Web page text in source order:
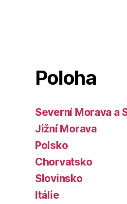
Poloha
Severní Morava a
Jižní Morava
Polsko
Chorvatsko
Slovinsko
Itálie